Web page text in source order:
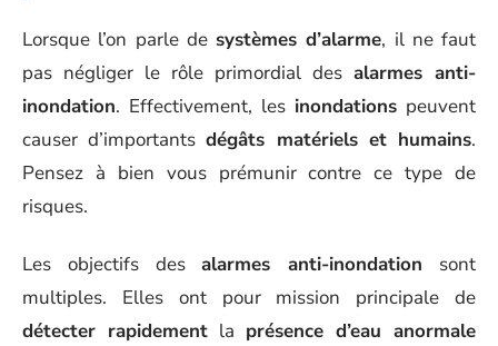
Lorsque l’on parle de systèmes d’alarme, il ne faut
pas négliger le rôle primordial des alarmes anti-
inondation. Effectivement, les inondations peuvent
causer d’importantsdégâts matériels et humains.
Pensez à bien vous prémunir contre ce type de
risques.
Les objectifs desalarmes anti-inondation sont
multiples. Elles ont pour mission principale de
détecter rapidement la présence d’eau anormale